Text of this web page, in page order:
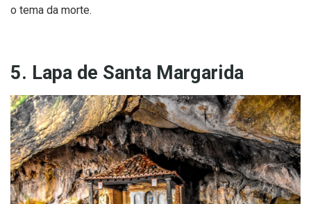
o tema da morte.
5. Lapa de Santa Margarida